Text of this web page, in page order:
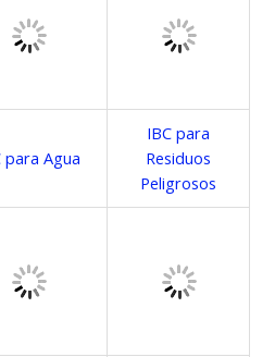
para Agua
IBC para
Residuos
Peligrosos